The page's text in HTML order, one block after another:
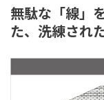
無駄な「線」
た、洗練され